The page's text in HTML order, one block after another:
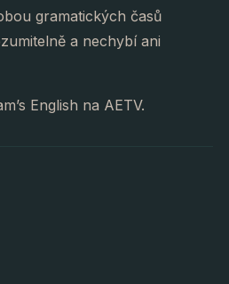
gramatických časů
a nechybí ani
English na AETV.